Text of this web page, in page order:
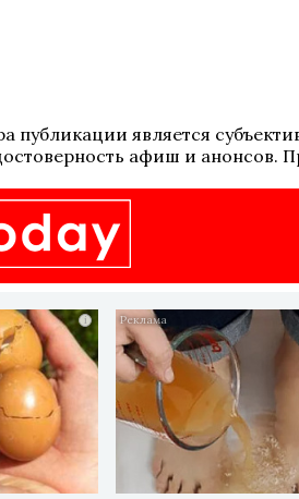
публикации является
афиш и анонсов.
i